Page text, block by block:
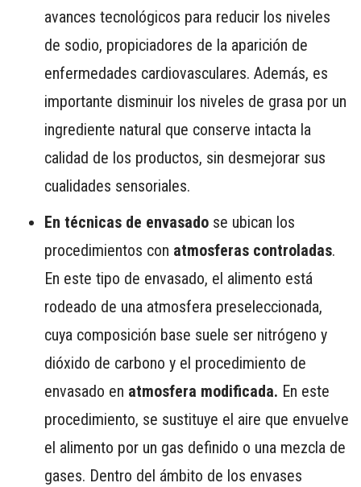
avances tecnológicos para reducir los niveles
de sodio, propiciadores de la aparición de
enfermedades cardiovasculares. Además, es
importante disminuir los niveles de grasa por un
ingrediente natural que conserve intacta la
calidad de los productos, sin desmejorar sus
cualidades sensoriales.
En técnicas de envasado se ubican los
procedimientos con atmosferas controladas.
En este tipo de envasado, el alimento está
rodeado de una atmosfera preseleccionada,
cuya composición base suele ser nitrógeno y
dióxido de carbono y el procedimiento de
envasado en atmosfera modificada. En este
procedimiento, se sustituye el aire que envuelve
el alimento por un gas definido o una mezcla de
gases. Dentro del ámbito de los envases